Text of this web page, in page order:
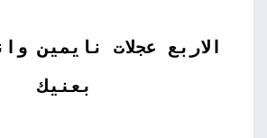
الاربع عجلات نايمين
بعنيك